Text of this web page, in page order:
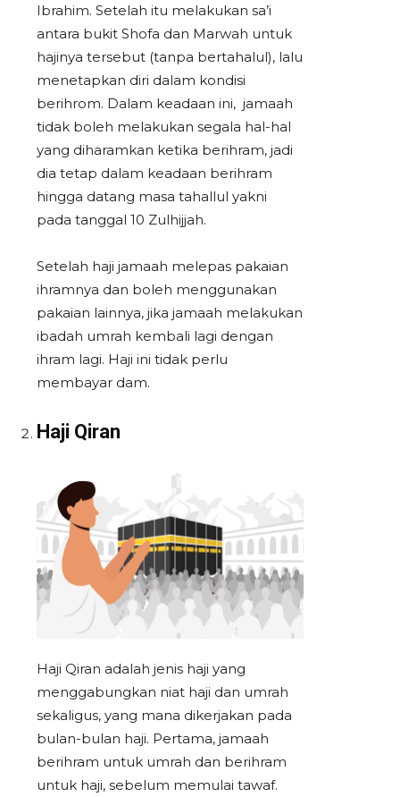
Ibrahim. Setelah itu melakukan sa’i
antara bukit Shofa dan Marwah untuk
hajinya tersebut (tanpa bertahalul), lalu
menetapkan diri dalam kondisi
berihrom. Dalam keadaan ini, jamaah
tidak boleh melakukan segala hal-hal
yang diharamkan ketika berihram, jadi
dia tetap dalam keadaan berihram
hingga datang masa tahallul yakni
pada tanggal 10 Zulhijjah.
Setelah haji jamaah melepas pakaian
ihramnya dan boleh menggunakan
pakaian lainnya, jika jamaah melakukan
ibadah umrah kembali lagi dengan
ihram lagi. Haji ini tidak perlu
membayar dam.
Haji Qiran
Haji Qiran adalah jenis haji yang
menggabungkan niat haji dan umrah
sekaligus, yang mana dikerjakan pada
bulan-bulan haji. Pertama, jamaah
berihram untuk umrah dan berihram
untuk haji, sebelum memulai tawaf.